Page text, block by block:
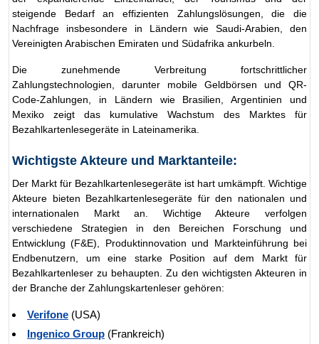
steigende Bedarf an effizienten Zahlungslösungen, die die
Nachfrage insbesondere in Ländern wie Saudi-Arabien, den
Vereinigten Arabischen Emiraten und Südafrika ankurbeln.
Die zunehmende Verbreitung fortschrittlicher
Zahlungstechnologien, darunter mobile Geldbörsen und QR-
Code-Zahlungen, in Ländern wie Brasilien, Argentinien und
Mexiko zeigt das kumulative Wachstum des Marktes für
Bezahlkartenlesegeräte in Lateinamerika.
Wichtigste Akteure und Marktanteile:
Der Markt für Bezahlkartenlesegeräte ist hart umkämpft. Wichtige
Akteure bieten Bezahlkartenlesegeräte für den nationalen und
internationalen Markt an. Wichtige Akteure verfolgen
verschiedene Strategien in den Bereichen Forschung und
Entwicklung (F&E), Produktinnovation und Markteinführung bei
Endbenutzern, um eine starke Position auf dem Markt für
Bezahlkartenleser zu behaupten. Zu den wichtigsten Akteuren in
der Branche der Zahlungskartenleser gehören:
Verifone (USA)
Ingenico Group (Frankreich)